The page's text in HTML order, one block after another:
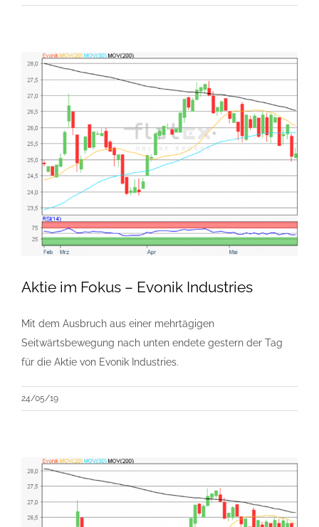
Aktie im Fokus – Evonik Industries
Mit dem Ausbruch aus einer mehrtägigen
Seitwärtsbewegung nach unten endete gestern der Tag
für die Aktie von Evonik Industries.
24/05/19